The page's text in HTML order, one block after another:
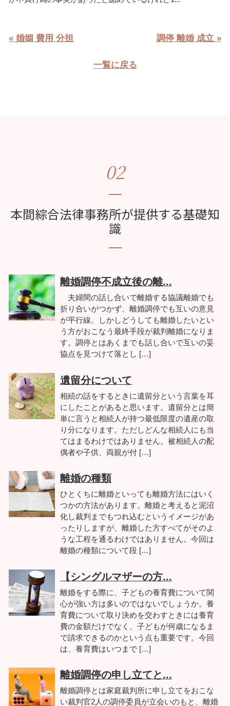
« 婚姻 費用 分担 調停 離婚 成立 »
一覧に戻る
02
本間綜合法律事務所が提供する基礎知
識
離婚調停不成立後の離...
夫婦間の話し合いで離婚する協議離婚でも
折り合いがつかず、離婚調停でも互いの意見
が平行線。しかしどうしても離婚したいとい
う方がおこなう最終手段が裁判離婚になりま
す。調停とはあくまでも話し合いで互いの妥
協点を見つけて落とし […]
遺留分について
相続の話をするときに遺留分という言葉を耳
にしたことがあると思います。遺留分とは簡
単に言うと相続人が持つ最低限度の遺産の取
り分になります。ただしどんな相続人にも当
てはまるわけではありません。被相続人の配
偶者や子供、両親が付 […]
離婚の種類
ひとくちに離婚といっても離婚方法にはいく
つかの方法があります。離婚と考えると泥沼
化し裁判までもつれ込むというイメージがあ
ったりしますが、離婚した方すべてがそのよ
うな工程を通るわけではありません。今回は
離婚の種類について段 […]
【シングルマザーの方...
離婚をする際に、子どもの養育費について関
心が強い方は多いのではないでしょうか。養
育費について取り決めを交わすときには養育
費の金額だけでなく、子どもが何歳になるま
で請求できるのかという点も重要です。今回
は、養育費はいつまで […]
離婚調停の申し立てと...
離婚調停とは家庭裁判所に申し立てをおこな
い裁判官2人の調停委員が立会いのもと、離婚